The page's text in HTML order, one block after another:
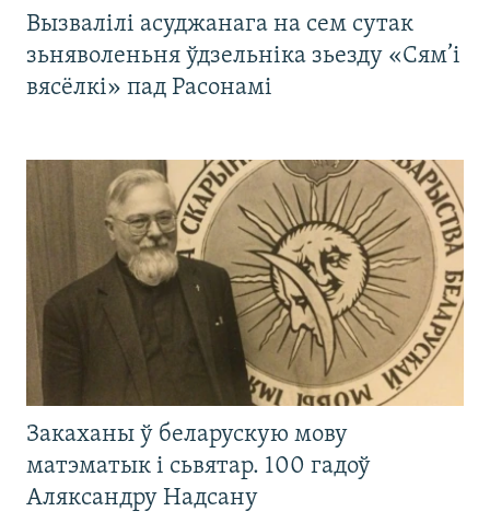
Вызвалілі асуджанага на сем сутак
зьняволеньня ўдзельніка зьезду «Сям’і
вясёлкі» пад Расонамі
Закаханы ў беларускую мову
матэматык і сьвятар. 100 гадоў
Аляксандру Надсану